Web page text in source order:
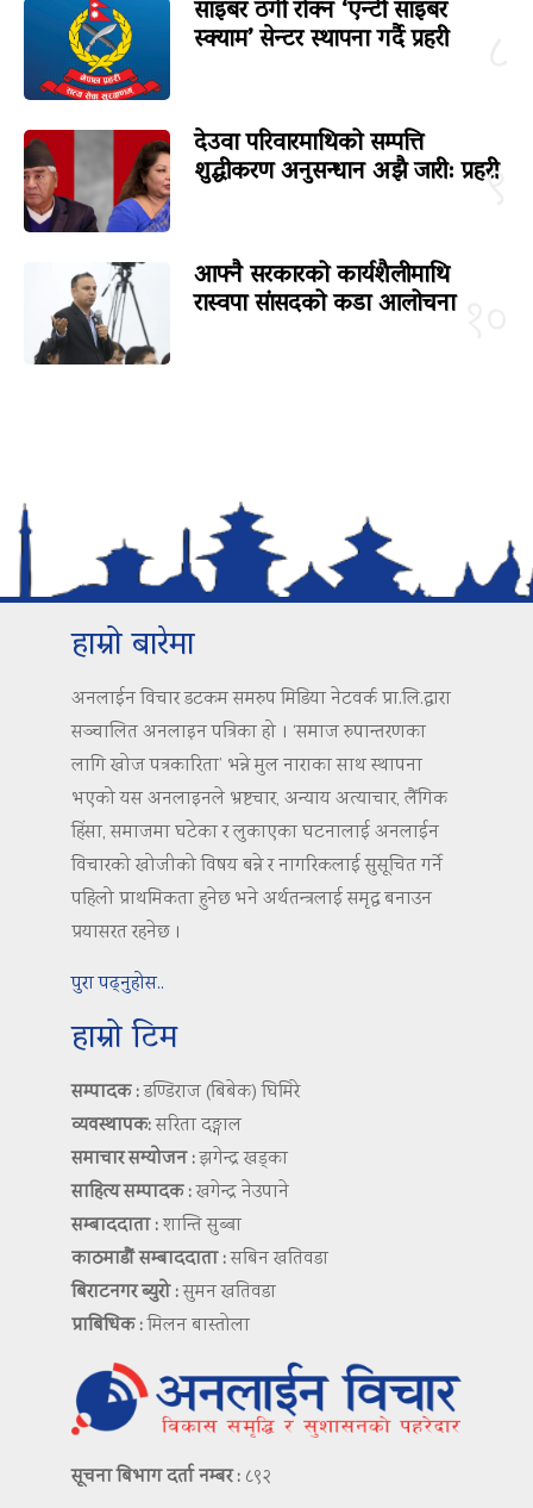
साइबर ठगी रोक्न ‘एन्टी साइबर
स्क्याम’ सेन्टर स्थापना गर्दै प्रहरी
९
देउवा परिवारमाथिको सम्पत्ति
शुद्धीकरण अनुसन्धान अझै जारी: प्रहरी
आफ्नै सरकारको कार्यशैलीमाथि
रास्वपा सांसदको कडा आलोचना
हाम्रो बारेमा
अनलाईन विचार डटकम समरुप मिडिया नेटवर्क प्रा.लि.द्वारा
सञ्चालित अनलाइन पत्रिका हो । ‘समाज रुपान्तरणका
लागि खोज पत्रकारिता’ भन्ने मुल नाराका साथ स्थापना
भएको यस अनलाइनले भ्रष्टचार, अन्याय अत्याचार, लैंगिक
हिंसा, समाजमा घटेका र लुकाएका घटनालाई अनलाईन
विचारको खोजीको विषय बन्ने र नागरिकलाई सुसूचित गर्ने
पहिलो प्राथमिकता हुनेछ भने अर्थतन्त्रलाई समृद्ध बनाउन
प्रयासरत रहनेछ ।
पुरा पढ्नुहोस..
हाम्रो टिम
सम्पादक :डण्डिराज (बिबेक) घिमिरे
व्यवस्थापक:सरिता दङ्गाल
समाचार सम्योजन :झगेन्द्र खड्का
साहित्य सम्पादक :खगेन्द्र नेउपाने
सम्बाददाता :शान्ति सुब्बा
काठमाडौं सम्बाददाता :सबिन खतिवडा
बिराटनगर ब्युरो :सुमन खतिवडा
प्राबिधिक :मिलन बास्तोला
सूचना बिभाग दर्ता नम्बर : ८९२